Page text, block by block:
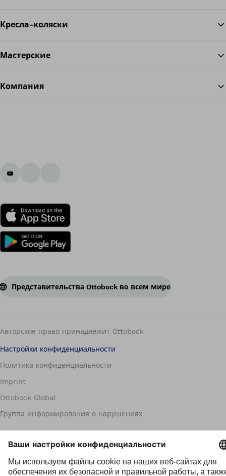
Кресла-коляски
Мастерские
Компания
Представительства Ottobock во всем мире
Авторское право принадлежит Ottobock
Настройки конфиденциальности
Политика конфиденциальности
Imprint
Ottobock Global
Группа информирования о нарушениях